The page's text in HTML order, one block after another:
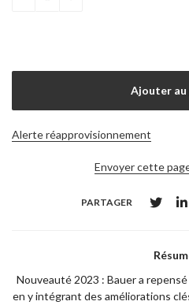
Alerte réapprovisionnement
Envoyer cette
PARTAGER
Nouveauté 2023 : Bauer a
en y intégrant des améliorations